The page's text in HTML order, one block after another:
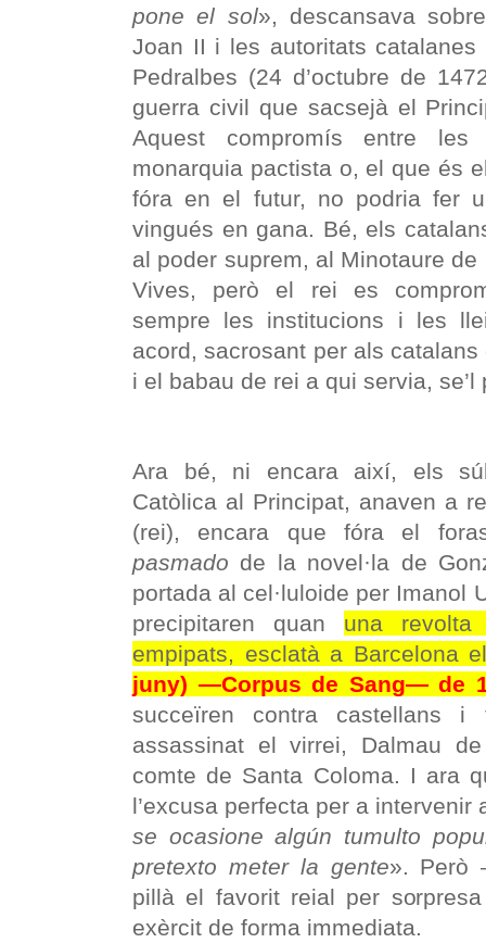
pone el sol», descansava
Joan II i les autoritats
Pedralbes (24 d’octubre de
guerra civil que sacsejà el
Aquest compromís entre les
monarquia pactista o, el que és
fóra en el futur, no podria fer
vingués en gana. Bé, els
al poder suprem, al Minotaure
Vives, però el rei es
sempre les institucions i les
acord, sacrosant per als catalans
i el babau de rei a qui servia,
Ara bé, ni encara així, els
Catòlica al Principat, anaven a
(rei), encara que fóra el
pasmado de la novel·la de
portada al cel·luloide per Imanol
precipitaren quan una revolta
empipats, esclatà a Barcelona
juny) —Corpus de Sang— de
succeïren contra castellans i
assassinat el virrei, Dalmau
comte de Santa Coloma. I ara
l’excusa perfecta per a intervenir
se ocasione algún tumulto
pretexto meter la gente». Però
pillà el favorit reial per
exèrcit de forma immediata.